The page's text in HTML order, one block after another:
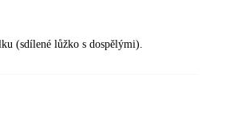
(sdílené lůžko s dospělými).